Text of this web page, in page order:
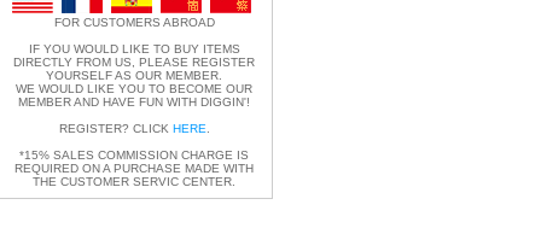
FOR CUSTOMERS ABROAD
IF YOU WOULD LIKE TO BUY ITEMS
DIRECTLY FROM US, PLEASE REGISTER
YOURSELF AS OUR MEMBER.
WE WOULD LIKE YOU TO BECOME OUR
MEMBER AND HAVE FUN WITH DIGGIN'!
REGISTER? CLICK HERE
*15% SALES COMMISSION CHARGE IS
REQUIRED ON A PURCHASE MADE WITH
THE CUSTOMER SERVIC CENTER.